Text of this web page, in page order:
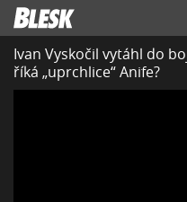
Ivan Vyskočil vytáhl do
říká „uprchlice“ Anife?